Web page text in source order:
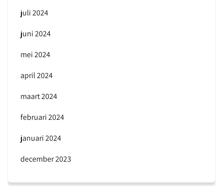
juli 2024
juni 2024
mei 2024
april 2024
maart 2024
februari 2024
januari 2024
december 2023